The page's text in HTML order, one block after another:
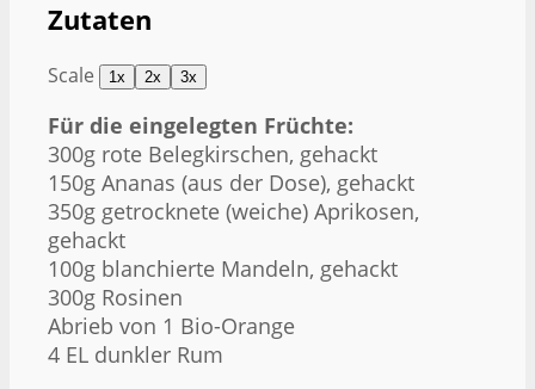
Zutaten
Scale 1x 2x 3x
Für die eingelegten Früchte:
300g rote Belegkirschen, gehackt
150g Ananas (aus der Dose), gehackt
350g getrocknete (weiche) Aprikosen,
gehackt
100g blanchierte Mandeln, gehackt
300g Rosinen
Abrieb von 1 Bio-Orange
4 EL dunkler Rum